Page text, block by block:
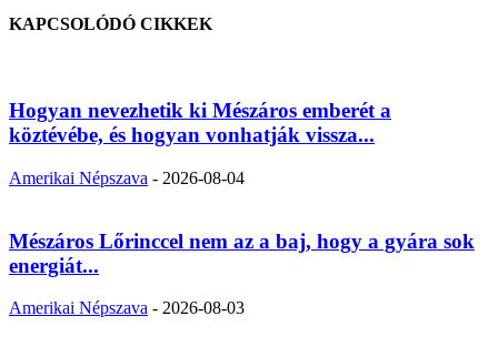
KAPCSOLÓDÓ CIKKEK
Hogyan nevezhetik ki Mészáros emberét a
köztévébe, és hogyan vonhatják vissza...
Amerikai Népszava - 2026-08-04
Mészáros Lőrinccel nem az a baj, hogy a gyára sok
energiát...
Amerikai Népszava - 2026-08-03